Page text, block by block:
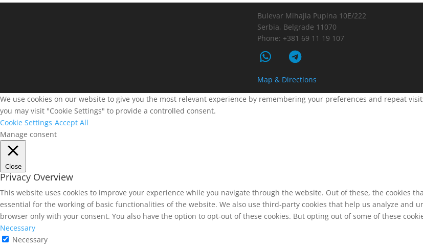
Bulevar Mihajla Pupina 10E/222
Serbia, Belgrade 11070
Phone: +381 69 11 19 107
Map & Directions
We use cookies on our website to give you the most relevant experience by remembering your preferences and repeat
you may visit "Cookie Settings" to provide a controlled consent.
Cookie Settings Accept All
Manage consent
Close
Privacy Overview
This website uses cookies to improve your experience while you navigate through the website. Out of these, the cookies
essential for the working of basic functionalities of the website. We also use third-party cookies that help us analyze and
browser only with your consent. You also have the option to opt-out of these cookies. But opting out of some of these
Necessary
Necessary